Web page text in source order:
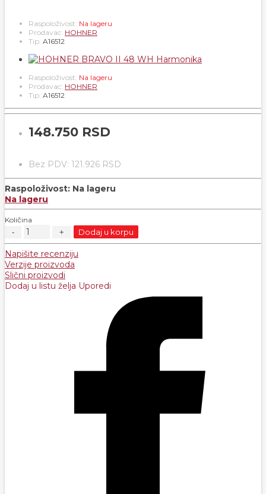
Raspoloživost: Na lageru
Prodavac: HOHNER
Tip: A16512
Raspoloživost: Na lageru
Prodavac: HOHNER
Tip: A16512
148.750 RSD
Bez PDV: 121.926 RSD
Raspoloživost: Na lageru
Na lageru
Količina
Dodaj u korpu
Napišite recenziju
Verzije proizvoda
Slični proizvodi
Dodaj u listu želja Uporedi